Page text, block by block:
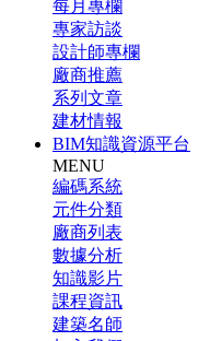
每月專欄
專家訪談
設計師專欄
廠商推薦
系列文章
建材情報
BIM知識資源平台
MENU
編碼系統
元件分類
廠商列表
數據分析
知識影片
課程資訊
建築名師